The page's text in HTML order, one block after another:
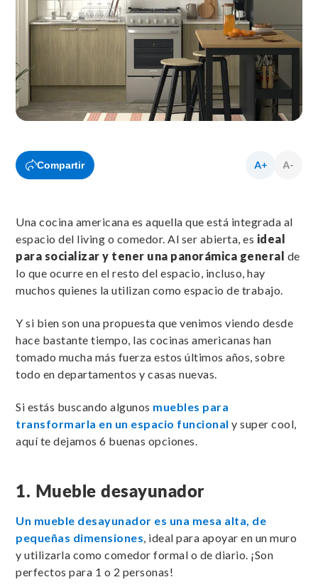
Compartir
Una cocina americana es aquella que está integrada al
espacio del living o comedor. Al ser abierta, es ideal
para socializar y tener una panorámica general de
lo que ocurre en el resto del espacio, incluso, hay
muchos quienes la utilizan como espacio de trabajo.
Y si bien son una propuesta que venimos viendo desde
hace bastante tiempo, las cocinas americanas han
tomado mucha más fuerza estos últimos años, sobre
todo en departamentos y casas nuevas.
Si estás buscando algunos muebles para
transformarla en un espacio funcional y super cool,
aquí te dejamos 6 buenas opciones.
1. Mueble desayunador
Un mueble desayunador es una mesa alta, de
pequeñas dimensiones, ideal para apoyar en un muro
y utilizarla como comedor formal o de diario. ¡Son
perfectos para 1 o 2 personas!